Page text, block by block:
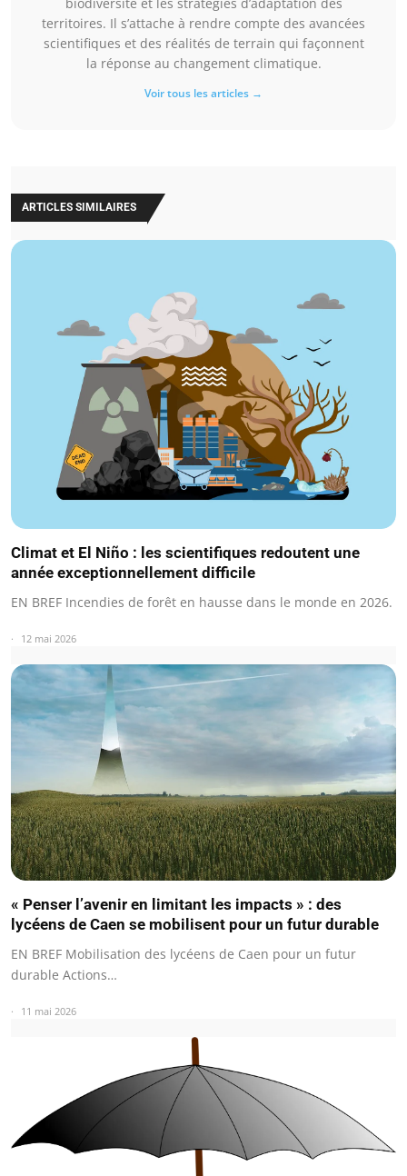
territoires. Il s’attache à rendre compte des avancées
scientifiques et des réalités de terrain qui façonnent
la réponse au changement climatique.
Voir tous les articles →
ARTICLES SIMILAIRES
Climat et El Niño : les scientifiques redoutent une
année exceptionnellement difficile
EN BREF Incendies de forêt en hausse dans le monde en 2026.
12 mai 2026
« Penser l’avenir en limitant les impacts » : des
lycéens de Caen se mobilisent pour un futur durable
EN BREF Mobilisation des lycéens de Caen pour un futur
durable Actions…
11 mai 2026